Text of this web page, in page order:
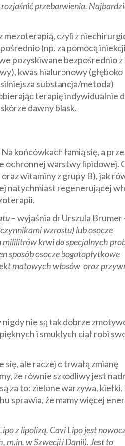
przebarwienia.
mezoterapią, czyli z
(np. za pomocą
pozyskiwane bezpośrednio
kwas hialuronowy (głęboko
substancja/metoda)
terapię indywidualnie
dawny blask.
końcówkach łamią się, a
ochronnej warstwy lipidowej.
witaminy z grupy B), jak
natychmiast regenerującej
–wyjaśnia dr Urszula Brumer
wzrostu) lub osocze
mililitrów krwi do specjalnych
sposób osocze bogatopłytkowe
matowych włosów oraz
nie są tak dobrze
i smukłych ciał robi
ale raczej o trwałą zmianę
że równie szkodliwy jest
za to: zielone warzywa, kiełki,
sprawia, że mamy więcej
z lipolizą. Cavi Lipo jest
m.in. w Szwecji i Danii). Jest to